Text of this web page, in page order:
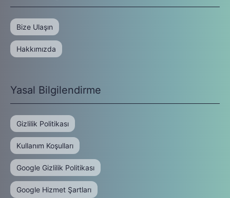
Bize Ulaşın
Hakkımızda
Yasal Bilgilendirme
Gizlilik Politikası
Kullanım Koşulları
Google Gizlilik Politikası
Google Hizmet Şartları